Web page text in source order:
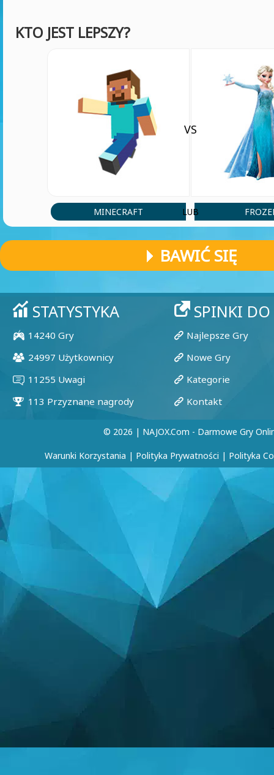
KTO JEST LEPSZY?
MINECRAFT
VS
LUB
BAWIĆ SIĘ
© 2026 | NAJOX.com - Darmowe Gry
Warunki Korzystania | Polityka Prywatności | Polityka